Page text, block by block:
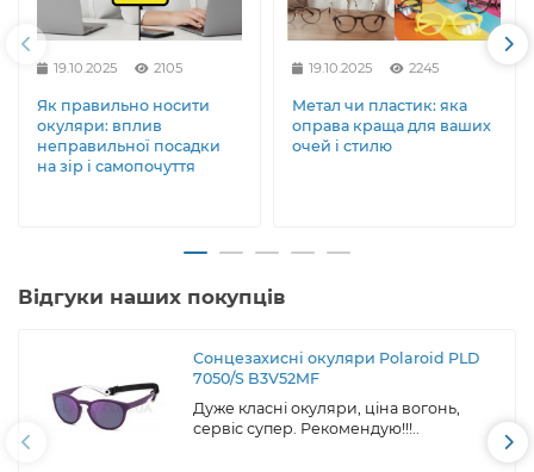
19.10.2025 2105
Як правильно носити
окуляри: вплив
неправильної посадки
на зір і самопочуття
19.10.2025 2245
Метал чи пластик: яка
оправа краща для ваших
очей і стилю
Відгуки наших покупців
Сонцезахисні окуляри Polaroid PLD
7050/S B3V52MF
Дуже класні окуляри, ціна вогонь,
сервіс супер. Рекомендую!!!..